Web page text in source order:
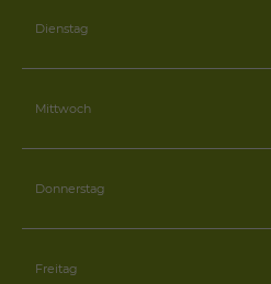
Dienstag
Mittwoch
Donnerstag
Freitag